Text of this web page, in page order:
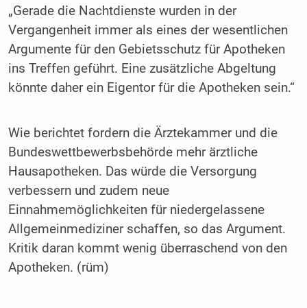
„Gerade die Nachtdienste wurden in der
Vergangenheit immer als eines der wesentlichen
Argumente für den Gebietsschutz für Apotheken
ins Treffen geführt. Eine zusätzliche Abgeltung
könnte daher ein Eigentor für die Apotheken sein.“
Wie berichtet fordern die Ärztekammer und die
Bundeswettbewerbsbehörde mehr ärztliche
Hausapotheken. Das würde die Versorgung
verbessern und zudem neue
Einnahmemöglichkeiten für niedergelassene
Allgemeinmediziner schaffen, so das Argument.
Kritik daran kommt wenig überraschend von den
Apotheken. (rüm)